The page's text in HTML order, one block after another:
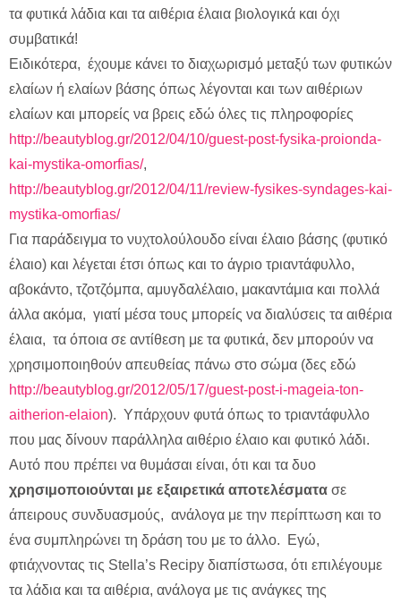
τα φυτικά λάδια και τα αιθέρια έλαια βιολογικά και όχι
συμβατικά!
Ειδικότερα, έχουμε κάνει το διαχωρισμό μεταξύ των φυτικών
ελαίων ή ελαίων βάσης όπως λέγονται και των αιθέριων
ελαίων και μπορείς να βρεις εδώ όλες τις πληροφορίες
http://beautyblog.gr/2012/04/10/guest-post-fysika-proionda-
kai-mystika-omorfias/,
http://beautyblog.gr/2012/04/11/review-fysikes-syndages-kai-
mystika-omorfias/
Για παράδειγμα το νυχτολούλουδο είναι έλαιο βάσης (φυτικό
έλαιο) και λέγεται έτσι όπως και το άγριο τριαντάφυλλο,
αβοκάντο, τζοτζόμπα, αμυγδαλέλαιο, μακαντάμια και πολλά
άλλα ακόμα, γιατί μέσα τους μπορείς να διαλύσεις τα αιθέρια
έλαια, τα όποια σε αντίθεση με τα φυτικά, δεν μπορούν να
χρησιμοποιηθούν απευθείας πάνω στο σώμα (δες εδώ
http://beautyblog.gr/2012/05/17/guest-post-i-mageia-ton-
aitherion-elaion). Υπάρχουν φυτά όπως το τριαντάφυλλο
που μας δίνουν παράλληλα αιθέριο έλαιο και φυτικό λάδι.
Αυτό που πρέπει να θυμάσαι είναι, ότι και τα δυο
χρησιμοποιούνται με εξαιρετικά αποτελέσματα σε
άπειρους συνδυασμούς, ανάλογα με την περίπτωση και το
ένα συμπληρώνει τη δράση του με το άλλο. Εγώ,
φτιάχνοντας τις Stella’s Recipy διαπίστωσα, ότι επιλέγουμε
τα λάδια και τα αιθέρια, ανάλογα με τις ανάγκες της